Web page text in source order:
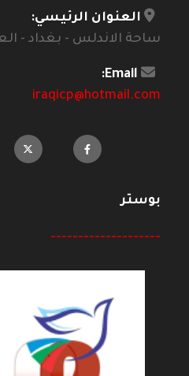
العنوان الرئيسي:
ساحة الاندلس - بغداد -
Email:
iraqicp@hotmail.com
بوستر
--------------------